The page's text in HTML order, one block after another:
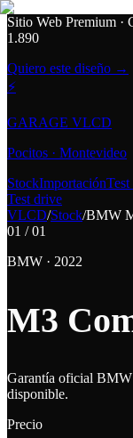
Sitio Web Premium ·
1.890
Quiero este diseño →
⚡
GARAGE VLCD
Pocitos · Montevideo
StockImportación
Test drive
VLCD/Stock/BMW
01 /01
BMW · 2022
M3
Garantía oficial BMW
disponible.
Precio